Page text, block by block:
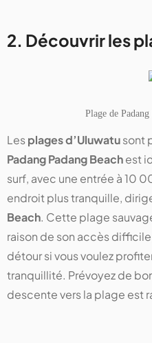
2. Découvrir les
Plage de
Lesplages d’Uluwatusont
Padang Padang Beachest
surf, avec une entrée à 10
endroit plus tranquille,
Beach. Cette plage
raison de son accès
détour si vous voulez
tranquillité. Prévoyez de
descente vers la plage est